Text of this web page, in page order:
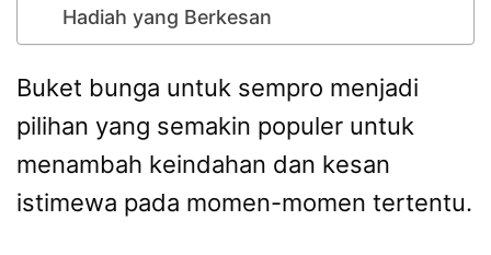
Hadiah yang Berkesan
Buket bunga untuk sempro menjadi
pilihan yang semakin populer untuk
menambah keindahan dan kesan
istimewa pada momen-momen tertentu.